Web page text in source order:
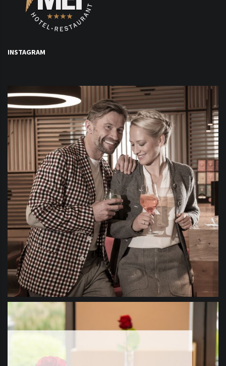
INSTAGRAM